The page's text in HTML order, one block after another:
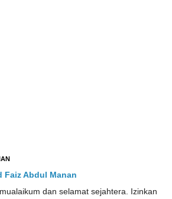
Faiz Abdul Manan
dan selamat sejahtera. Izinkan